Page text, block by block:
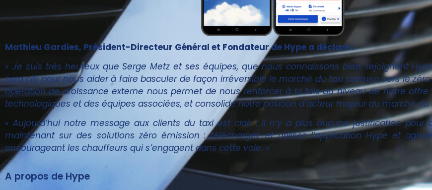
Mathieu Gardies, Président-Directeur Général et Fondateur de Hype a déclaré :
« Je suis très heureux que Serge Metz et ses équipes, que nous connaissons bien, rejoignent
sera clé pour nous aider à faire basculer de façon irréversible le marché du taxi parisien vers le
opération de croissance externe nous permet de nous renforcer à la fois au niveau de notre offre
technologiques et des équipes associées, et consolide notre position d’acteur majeur du marché du
« Aujourd’hui notre message aux clients du taxi est clair : il n’y a plus aucune justification pour
maintenant sur des solutions zéro émission : téléchargez et utilisez l’application Hype et
encourageant les chauffeurs qui s’engagent dans cette voie. »
A propos de Hype